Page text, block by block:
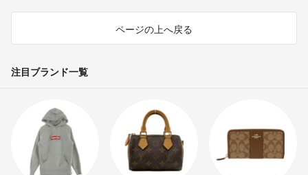
ページの上へ戻る
注目ブランド一覧